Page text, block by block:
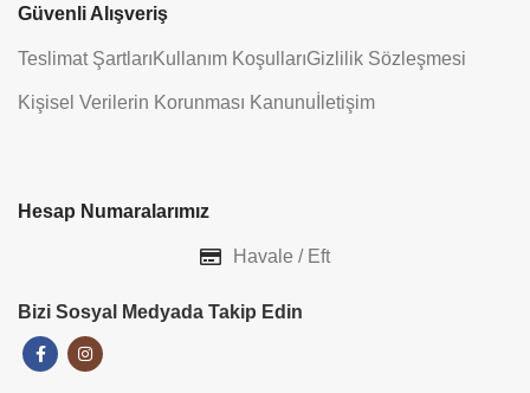
Güvenli Alışveriş
Teslimat ŞartlarıKullanım KoşullarıGizlilik Sözleşmesi
Kişisel Verilerin Korunması Kanunu İletişim
Hesap Numaralarımız
Havale / Eft
Bizi Sosyal Medyada Takip Edin